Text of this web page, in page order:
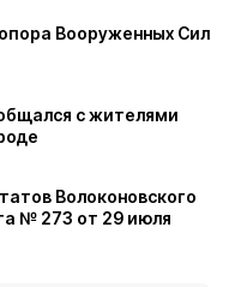
Вооруженных Сил
с жителями
Волоконовского
№ 273 от 29 июля